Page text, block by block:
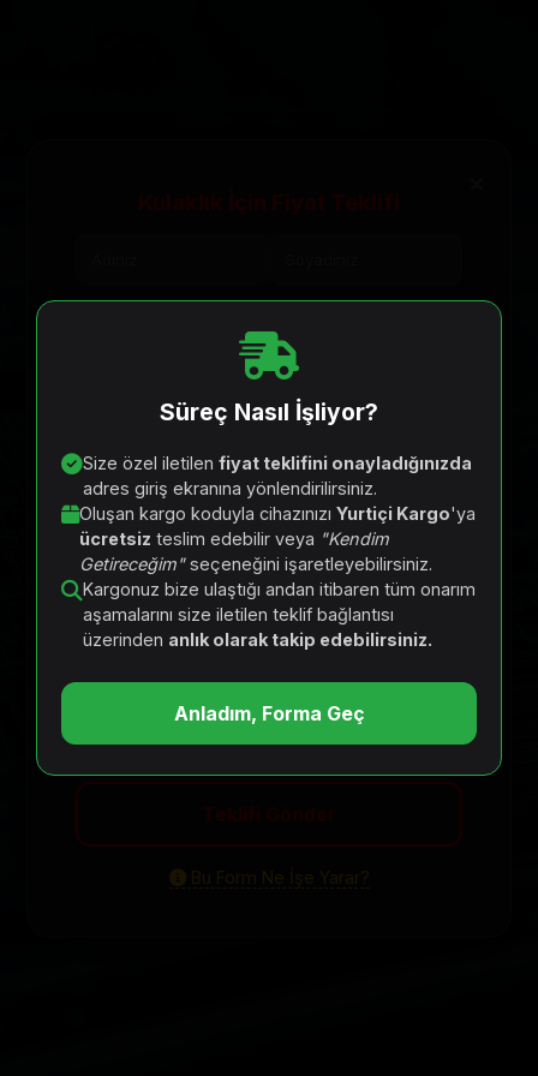
Cihaz Marka / Modeli
Fotoğraflar (Önemli ve Gerekli)
Foto 1 Foto 2 Foto 3
Süreç Nasıl İşliyor?
Size özel iletilenfiyat teklifini onayladığınızda
adres giriş ekranına yönlendirilirsiniz.
Oluşan kargo koduyla cihazınızıYurtiçi Kargo'ya
ücretsiz teslim edebilir veya "Kendim
Getireceğim"seçeneğini işaretleyebilirsiniz.
Kargonuz bize ulaştığı andan itibaren tüm onarım
aşamalarını size iletilen teklif bağlantısı
üzerinden anlık olarak takip edebilirsiniz.
Anladım, Forma Geç